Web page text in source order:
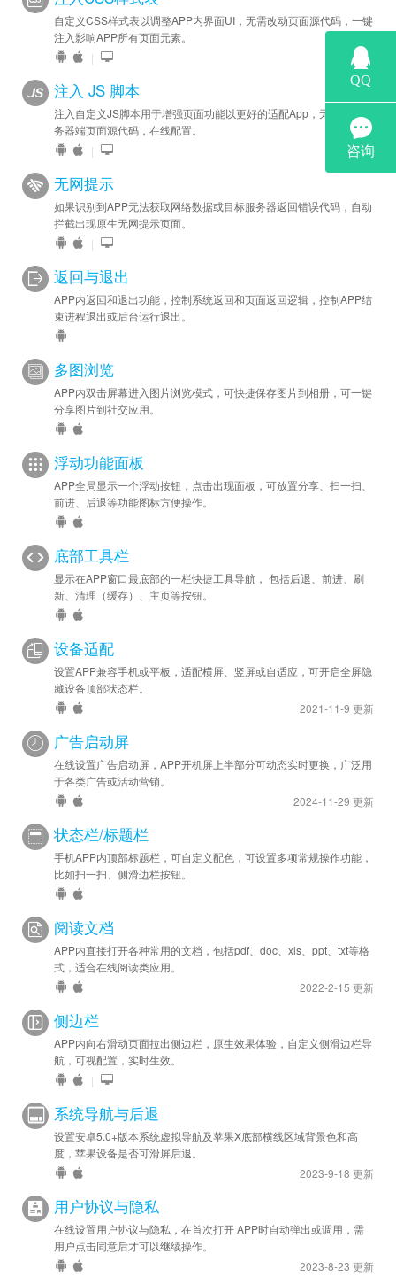
自定义CSS样式表以调整APP内界面UI，无需改动页面源代码，一键
注入影响APP所有页面元素。
|
注入 JS 脚本
注入自定义JS脚本用于增强页面功能以更好的适配App，无需修改服
务器端页面源代码，在线配置。
|
无网提示
如果识别到APP无法获取网络数据或目标服务器返回错误代码，自动
拦截出现原生无网提示页面。
|
返回与退出
APP内返回和退出功能，控制系统返回和页面返回逻辑，控制APP结
束进程退出或后台运行退出。
多图浏览
APP内双击屏幕进入图片浏览模式，可快捷保存图片到相册，可一键
分享图片到社交应用。
浮动功能面板
APP全局显示一个浮动按钮，点击出现面板，可放置分享、扫一扫、
前进、后退等功能图标方便操作。
底部工具栏
显示在APP窗口最底部的一栏快捷工具导航， 包括后退、前进、刷
新、清理（缓存）、主页等按钮。
设备适配
设置APP兼容手机或平板，适配横屏、竖屏或自适应，可开启全屏隐
藏设备顶部状态栏。
2021-11-9 更新
广告启动屏
在线设置广告启动屏，APP开机屏上半部分可动态实时更换，广泛用
于各类广告或活动营销。
2024-11-29 更新
状态栏/标题栏
手机APP内顶部标题栏，可自定义配色，可设置多项常规操作功能，
比如扫一扫、侧滑边栏按钮。
阅读文档
APP内直接打开各种常用的文档，包括pdf、doc、xls、ppt、txt等格
式，适合在线阅读类应用。
2022-2-15 更新
侧边栏
APP内向右滑动页面拉出侧边栏，原生效果体验，自定义侧滑边栏导
航，可视配置，实时生效。
|
系统导航与后退
设置安卓5.0+版本系统虚拟导航及苹果X底部横线区域背景色和高
度，苹果设备是否可滑屏后退。
2023-9-18 更新
用户协议与隐私
在线设置用户协议与隐私，在首次打开 APP时自动弹出或调用，需
用户点击同意后才可以继续操作。
2023-8-23 更新